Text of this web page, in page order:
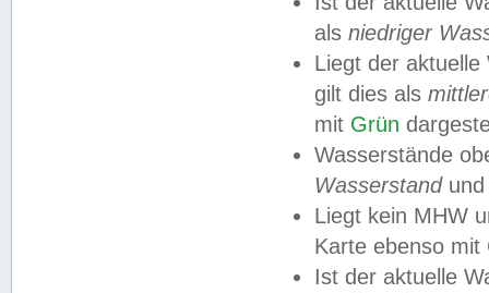
als niedriger
Liegt der
gilt dies als
mit Grün
Wasserstände
Wasserstandund
Liegt kein MHW
Karte ebenso mit
Ist der aktuelle